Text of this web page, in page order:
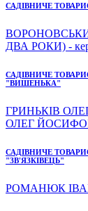
САДІВНИЧЕ
ДВА РОКИ) -
САДІВНИЧЕ
"ВИШЕНЬКА"
ГРИНЬКІВ
ОЛЕГ
САДІВНИЧЕ
"ЗВ'ЯЗКІВЕЦЬ"
РОМАНЮК